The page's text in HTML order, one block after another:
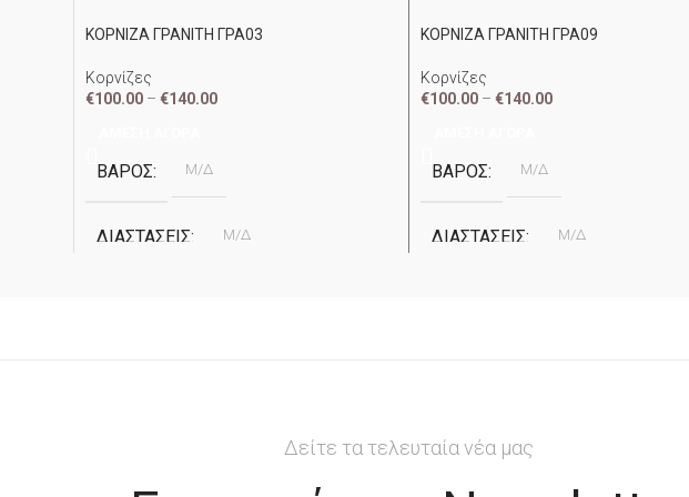
ΚΟΡΝΙΖΑ ΓΡΑΝΙΤΗ ΓΡΑ03
Κορνίζες
€100.00 – €140.00
ΒΆΡΟΣ Μ/Δ
ΔΙΑΣΤΆΣΕΙΣ Μ/Δ
ΧΡΏΜΑ Ανθρακί
ΚΟΡΝΙΖΑ ΓΡΑΝΙΤΗ ΓΡΑ09
Κορνίζες
€100.00 – €140.00
ΒΆΡΟΣ Μ/Δ
ΔΙΑΣΤΆΣΕΙΣ Μ/Δ
ΧΡΏΜΑ Καφέ
Δείτε τα τελευταία νέα μας